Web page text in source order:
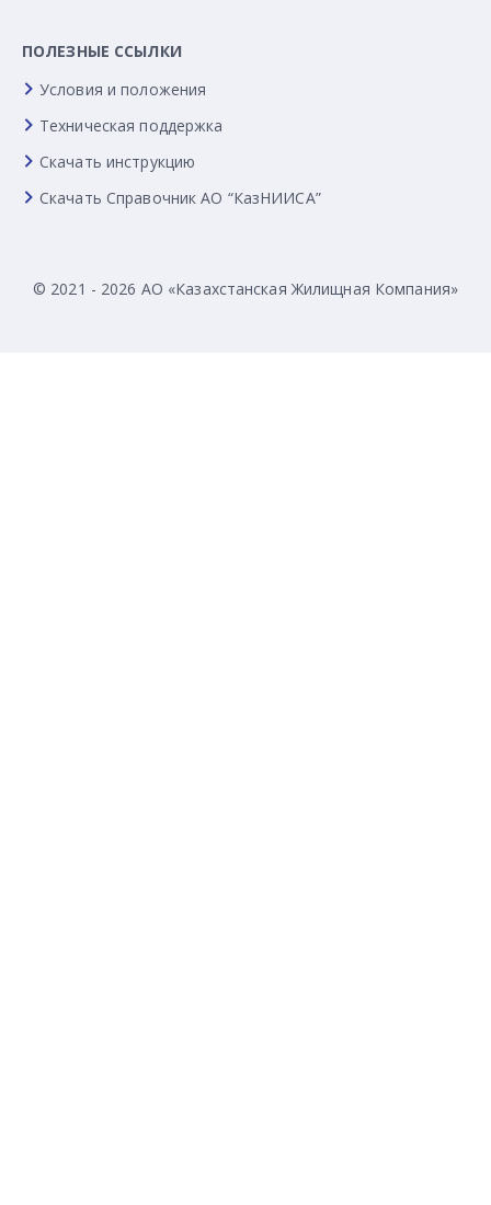
ПОЛЕЗНЫЕ ССЫЛКИ
Условия и положения
Техническая поддержка
Скачать инструкцию
Скачать Справочник АО “КазНИИСА”
© 2021 - 2026 АО «Казахстанская Жилищная Компания»